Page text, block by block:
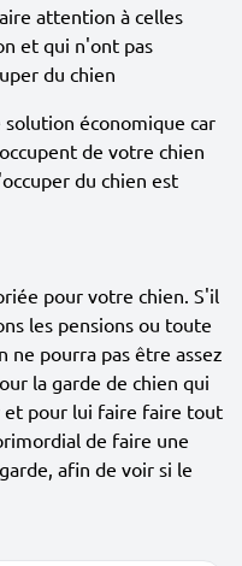
attention à celles
et qui n'ont pas
du chien
économique car
de votre chien
du chien est
pour votre chien. S'il
les pensions ou toute
ne pourra pas être assez
la garde de chien qui
et pour lui faire faire tout
de faire une
afin de voir si le